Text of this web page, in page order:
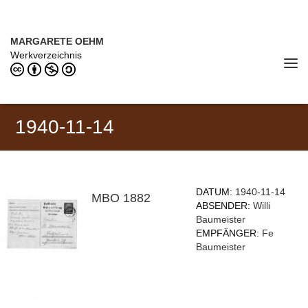
MARGARETE OEHM
Werkverzeichnis
1940-11-14
MBO 1882 DATUM: 1940-11-14
ABSENDER:Willi
Baumeister
EMPFÄNGER: Fe
Baumeister